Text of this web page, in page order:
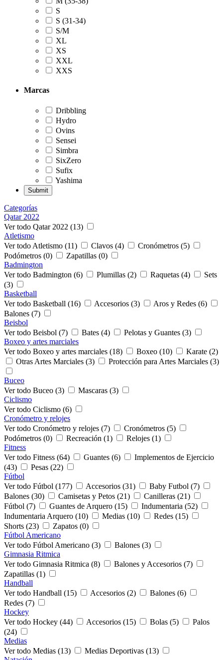
S
S (31-34)
S/M
XL
XS
XXL
XXS
Marcas
Dribbling
Hydro
Ovins
Sensei
Simbra
SixZero
Sufix
Yashima
Categorías
Qatar 2022
Ver todo Qatar 2022 (13)
Atletismo
Ver todo Atletismo (11)
Clavos (4)
Cronómetros (5)
Podómetros (0)
Zapatillas (0)
Badmington
Ver todo Badmington (6)
Plumillas (2) Raquetas (4)
Sets
(3)
Basketball
Ver todo Basketball (16)
Accesorios (3)
Aros y Redes (6)
Balones (7)
Beisbol
Ver todo Beisbol (7)
Bates (4)
Pelotas y Guantes (3)
Boxeo y artes marciales
Ver todo Boxeo y artes marciales (18)
Boxeo (10)
Karate (2)
Otras Artes Marciales (3)
Protección para Artes Marciales (3)
Buceo
Ver todo Buceo (3)
Mascaras (3)
Ciclismo
Ver todo Ciclismo (6)
Cronómetro y relojes
Ver todo Cronómetro y relojes (7)
Cronómetros (5)
Podómetros (0)
Recreación (1)
Relojes (1)
Fitness
Ver todo Fitness (64)
Guantes (6)
Implementos de Ejercicio
(43)
Pesas (22)
Fútbol
Ver todo Fútbol (177)
Accesorios (31)
Baby Futbol (7)
Balones (30)
Camisetas y Petos (21)
Canilleras (21)
Fútbol (7)
Guantes de Arquero (15)
Indumentaria (52)
Indumentaria Arquero (10)
Medias (10)
Redes (15)
Shorts (23)
Zapatos (0)
Fútbol Americano
Ver todo Fútbol Americano (3)
Balones (3)
Gimnasia Ritmica
Ver todo Gimnasia Ritmica (8)
Balones y Accesorios (7)
Zapatillas (1)
Handball
Ver todo Handball (15)
Accesorios (2)
Balones (6)
Redes (7)
Hockey
Ver todo Hockey (44)
Accesorios (15) Bolas (5)
Palos
(24)
Medias
Ver todo Medias (13)
Medias Deportivas (13)